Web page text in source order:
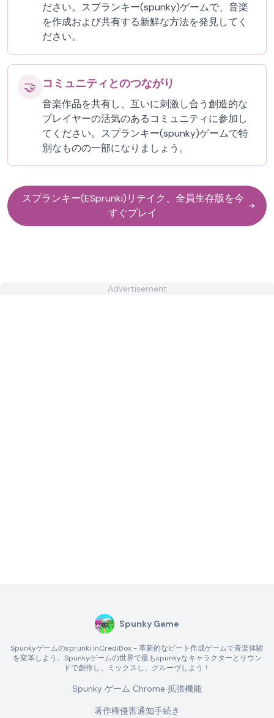
ださい。スプランキー(spunky)ゲームで、音楽
を作成および共有する新鮮な方法を発見してく
ださい。
🤝 コミュニティとのつながり
音楽作品を共有し、互いに刺激し合う創造的な
プレイヤーの活気のあるコミュニティに参加し
てください。スプランキー(spunky)ゲームで特
別なものの一部になりましょう。
スプランキー(ESprunki)リテイク、全員生存版を今
すぐプレイ
Advertisement
Spunky Game
Spunkyゲームのsprunki InCrediBox - 革新的なビート作成ゲームで音楽体験
を変革しよう。Spunkyゲームの世界で最もspunkyなキャラクターとサウン
ドで創作し、ミックスし、グルーヴしよう！
Spunky ゲーム Chrome 拡張機能
著作権侵害通知手続き